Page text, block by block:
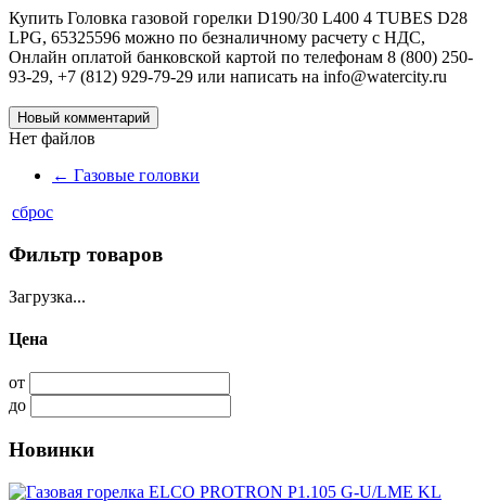
Купить Головка газовой горелки D190/30 L400 4 TUBES D28
LPG, 65325596 можно по безналичному расчету с НДС,
Онлайн оплатой банковской картой по телефонам 8 (800) 250-
93-29, +7 (812) 929-79-29 или написать на info@watercity.ru
Новый комментарий
Нет файлов
← Газовые головки
сброс
Фильтр товаров
Загрузка...
Цена
от
до
Новинки